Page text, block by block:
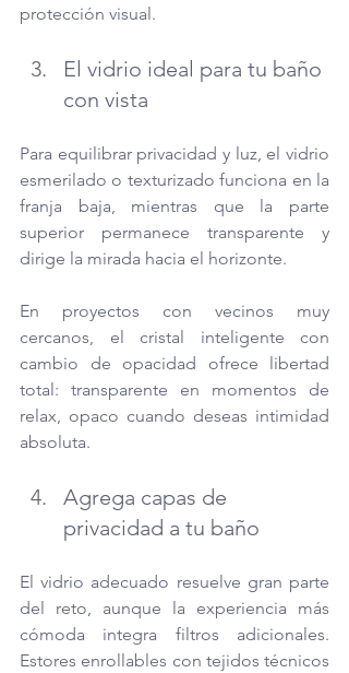
protección visual.
El vidrio ideal para tu baño
con vista
Para equilibrar privacidad y luz, el vidrio
esmerilado o texturizado funciona en la
franja baja, mientras que la parte
superior permanece transparente y
dirige la mirada hacia el horizonte.
En proyectos con vecinos muy
cercanos, el cristal inteligente con
cambio de opacidad ofrece libertad
total: transparente en momentos de
relax, opaco cuando deseas intimidad
absoluta.
Agrega capas de
privacidad a tu baño
El vidrio adecuado resuelve gran parte
del reto, aunque la experiencia más
cómoda integra filtros adicionales.
Estores enrollables con tejidos técnicos